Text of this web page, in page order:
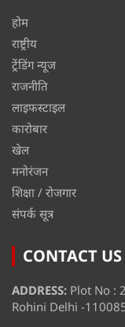
होम
राष्ट्रीय
ट्रेंडिंग न्यूज
राजनीति
लाइफस्टाइल
कारोबार
खेल
मनोरंजन
शिक्षा / रोजगार
संपर्क सूत्र
CONTACT US
ADDRESS: Plot No :
Rohini Delhi -